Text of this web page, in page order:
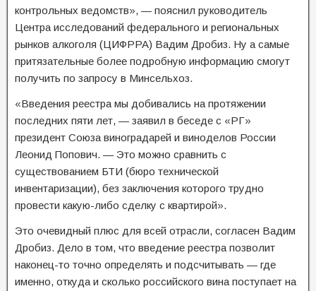
контрольных ведомств», — пояснил руководитель
Центра исследований федерального и региональных
рынков алкоголя (ЦИФРРА) Вадим Дробиз. Ну а самые
притязательные более подробную информацию смогут
получить по запросу в Минсельхоз.
«Введения реестра мы добивались на протяжении
последних пяти лет, — заявил в беседе с «РГ»
президент Союза виноградарей и виноделов России
Леонид Попович. — Это можно сравнить с
существованием БТИ (бюро технической
инвентаризации), без заключения которого трудно
провести какую-либо сделку с квартирой».
Это очевидный плюс для всей отрасли, согласен Вадим
Дробиз. Дело в том, что введение реестра позволит
наконец-то точно определять и подсчитывать — где
именно, откуда и сколько российского вина поступает на